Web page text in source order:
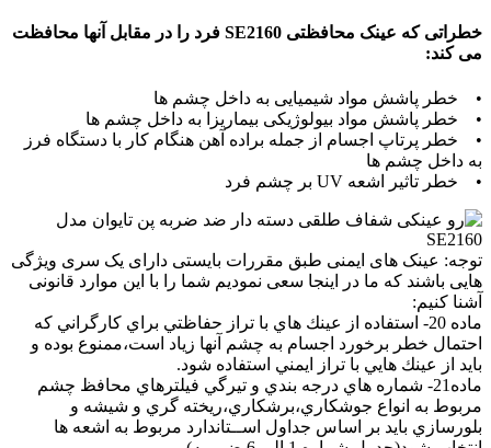
خطراتی که عینک محافظتی SE2160 فرد را در مقابل آنها محافظت
می کند:
• خطر پاشش مواد شیمیایی به داخل چشم ها
• خطر پاشش مواد بیولوژیکی بیماریزا به داخل چشم ها
• خطر پرتاپ اجسام از جمله براده آهن هنگام کار با دستگاه فرز
به داخل چشم ها
• خطر تاثیر اشعه UV بر چشم فرد
توجه: عینک های ایمنی طبق مقررات بایستی دارای یک سری ویژگی
هایی باشند که ما در اینجا سعی نمودیم شما را با این موارد قانونی
آشنا کنیم:
ماده 20- استفاده از عينك هاي با تراز حفاظتي براي كارگراني كه
احتمال خطر برخورد اجسام به چشم آنها زياد است،ممنوع بوده و
بايد از عينك هايي با تراز ايمني استفاده شود.
ماده21- شماره هاي درجه بندي و تيرگي فيلترهاي محافظ چشم
مربوط به انواع جوشكاري،برشكاري،ريخته گري و شيشه و
بلورسازي بايد بر اساس جداول اســتاندارد مربوط به اشعه ها